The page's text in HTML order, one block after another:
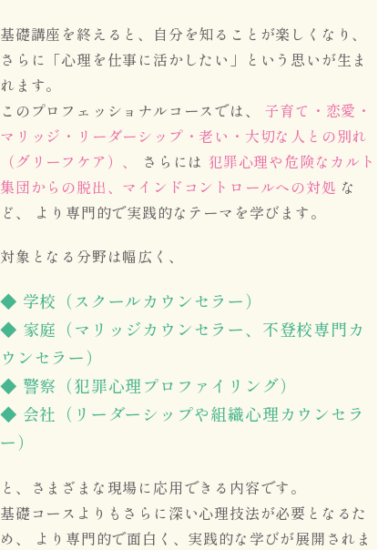
基礎講座を終えると、自分を知ることが楽しくなり、
さらに「心理を仕事に活かしたい」という思いが生ま
れます。
このプロフェッショナルコースでは、 子育て・恋愛・
マリッジ・リーダーシップ・老い・大切な人との別れ
（グリーフケア）、
さらには 犯罪心理や危険なカルト
集団からの脱出、マインドコントロールへの対処 な
ど、
より専門的で実践的なテーマを学びます。
対象となる分野は幅広く、
◆ 学校（スクールカウンセラー）
◆ 家庭（マリッジカウンセラー、不登校専門カ
ウンセラー）
◆ 警察（犯罪心理プロファイリング）
◆ 会社（リーダーシップや組織心理カウンセラ
ー）
と、さまざまな現場に応用できる内容です。
基礎コースよりもさらに深い心理技法が必要となるた
め、
より専門的で面白く、実践的な学びが展開されま